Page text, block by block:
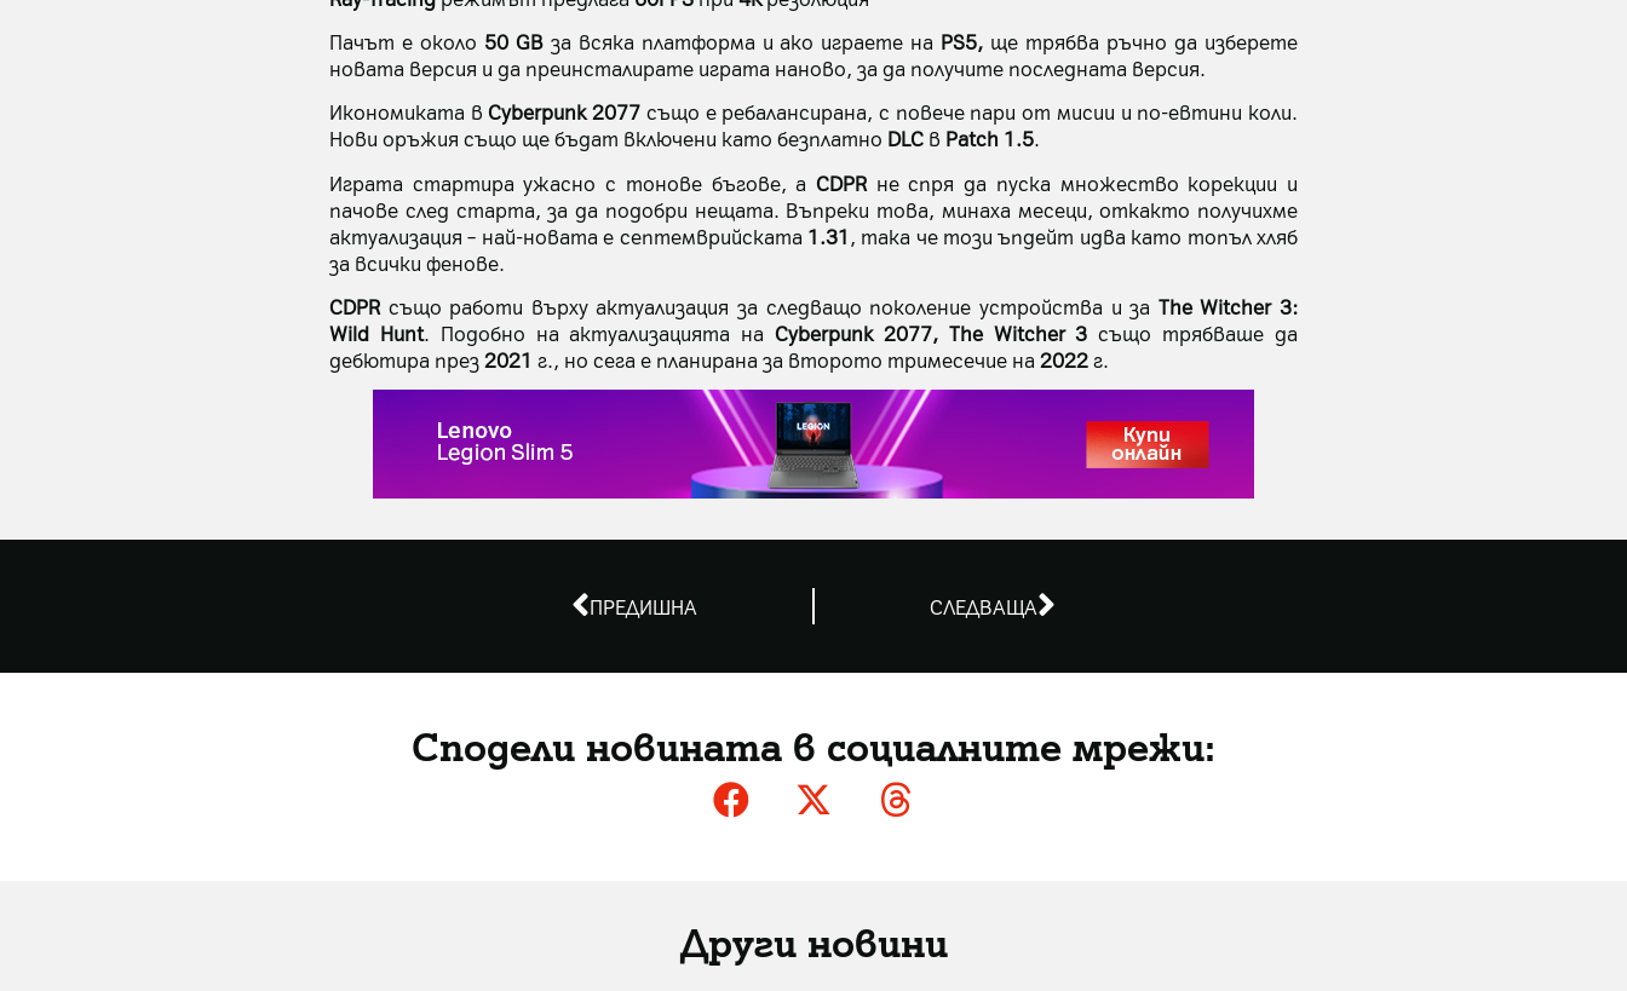
Пачът е около 50 GBза всяка платформа и ако играете на PS5, ще трябва ръчно да изберете
новата версия и да преинсталирате играта наново, за да получите последната версия.
Икономиката вCyberpunk 2077 също е ребалансирана, с повече пари от мисии и по-евтини коли.
Нови оръжия също ще бъдат включени като безплатно DLC в Patch 1.5.
Играта стартира ужасно с тонове бъгове, а CDPR не спря да пуска множество корекции и
пачове след старта, за да подобри нещата. Въпреки това, минаха месеци, откакто получихме
актуализация – най-новата е септемврийската 1.31 , така че този ъпдейт идва като топъл хляб
за всички фенове.
CDPR също работи върху актуализация за следващо поколение устройства и за The Witcher 3:
Wild Hunt. Подобно на актуализацията наCyberpunk 2077, The Witcher 3 също трябваше да
дебютира през2021 г., но сега е планирана за второто тримесечие на 2022г.
ПРЕДИШНА СЛЕДВАЩА
Сподели новината в социалните мрежи:
Други новини